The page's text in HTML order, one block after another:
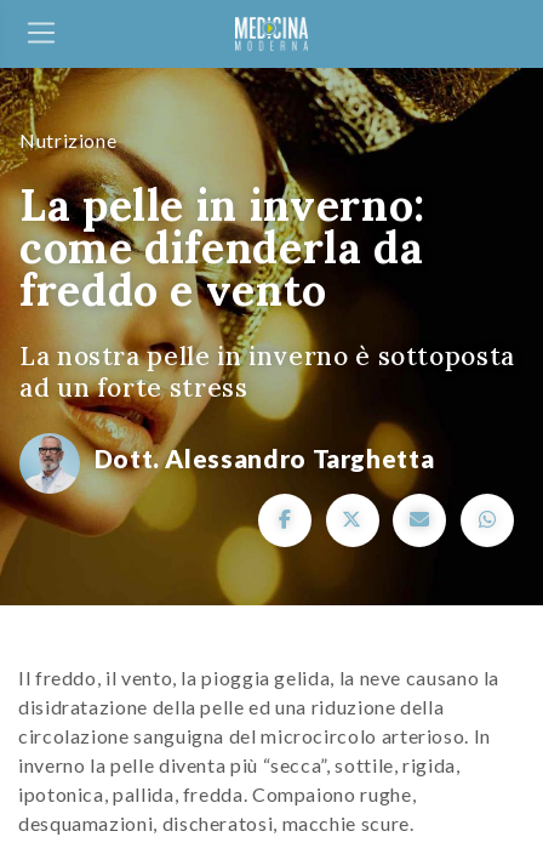
Nutrizione
La pelle in inverno:
come difenderla da
freddo e vento
La nostra pelle in inverno è sottoposta
ad un forte stress
Dott. Alessandro Targhetta
Il freddo, il vento, la pioggia gelida, la neve causano la
disidratazione della pelle ed una riduzione della
circolazione sanguigna del microcircolo arterioso. In
inverno la pelle diventa più “secca”, sottile, rigida,
ipotonica, pallida, fredda. Compaiono rughe,
desquamazioni, discheratosi, macchie scure.